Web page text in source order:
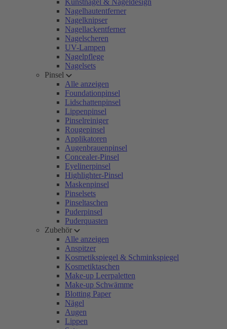
Kunstnägel & Nageldesign
Nagelhautentferner
Nagelknipser
Nagellackentferner
Nagelscheren
UV-Lampen
Nagelpflege
Nagelsets
Pinsel
Alle anzeigen
Foundationpinsel
Lidschattenpinsel
Lippenpinsel
Pinselreiniger
Rougepinsel
Applikatoren
Augenbrauenpinsel
Concealer-Pinsel
Eyelinerpinsel
Highlighter-Pinsel
Maskenpinsel
Pinselsets
Pinseltaschen
Puderpinsel
Puderquasten
Zubehör
Alle anzeigen
Anspitzer
Kosmetikspiegel & Schminkspiegel
Kosmetiktaschen
Make-up Leerpaletten
Make-up Schwämme
Blotting Paper
Nägel
Augen
Lippen